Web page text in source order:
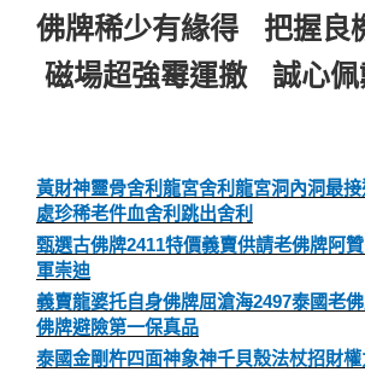
佛牌稀少有緣得 把握良
磁場超強霉運撤 誠心佩
黃財神靈骨舍利龍宮舍利龍宮洞內洞最
處珍稀老件血舍利跳出舍利
甄選古佛牌2411特價義賣供請老佛牌阿
軍崇迪
義賣龍婆托自身佛牌屈滄海2497泰國老
佛牌避險第一保真品
泰國金剛杵四面神象神千貝殼法杖招財